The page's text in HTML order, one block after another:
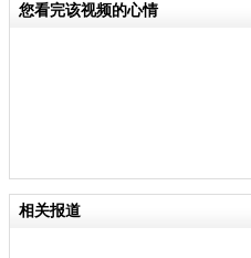
您看完该视频的心情
相关报道